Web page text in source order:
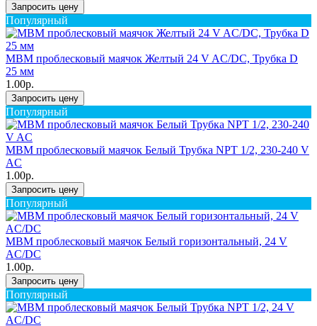
Запросить цену
Популярный
MBM проблесковый маячок Желтый 24 V AC/DC, Трубка D
25 мм
1.00р.
Запросить цену
Популярный
MBM проблесковый маячок Белый Трубка NPT 1/2, 230-240 V
AC
1.00р.
Запросить цену
Популярный
MBM проблесковый маячок Белый горизонтальный, 24 V
AC/DC
1.00р.
Запросить цену
Популярный